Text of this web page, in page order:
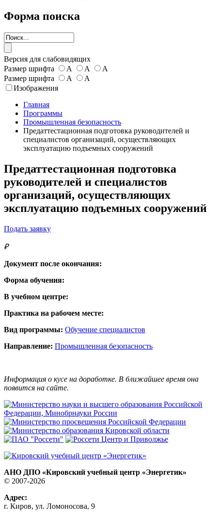
Форма поиска
Версия для слабовидящих
Размер шрифта
А А
А
Размер шрифта
А
А
Изображения
Главная
Программы
Промышленная безопасность
Предаттестационная подготовка руководителей и
специалистов организаций, осуществляющих
эксплуатацию подъемных сооружений
Предаттестационная подготовка
руководителей и специалистов
организаций, осуществляющих
эксплуатацию подъемных сооружений
Подать заявку
₽
Документ после окончания:
Форма обучения:
В учебном центре:
Практика на рабочем месте:
Вид программы: Обучение специалистов
Направление: Промышленная безопасность
Информация о кусе на доработке. В ближайшее время она
появится на сайте.
АНО ДПО «Кировский учебный центр «Энергетик»
© 2007-2026
Адрес:
г. Киров, ул. Ломоносова, 9